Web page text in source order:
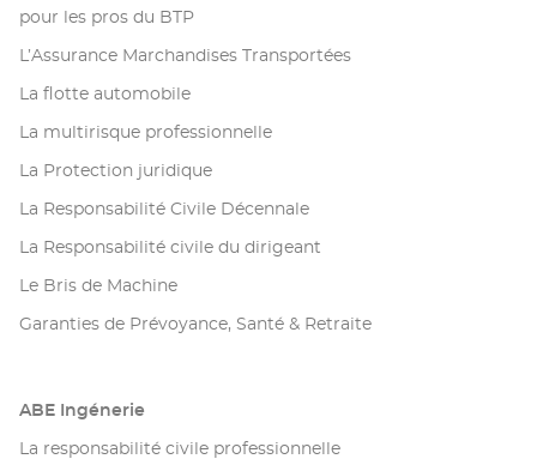
pour les pros du BTP
L’Assurance Marchandises Transportées
La flotte automobile
La multirisque professionnelle
La Protection juridique
La Responsabilité Civile Décennale
La Responsabilité civile du dirigeant
Le Bris de Machine
Garanties de Prévoyance, Santé & Retraite
ABE Ingénerie
La responsabilité civile professionnelle